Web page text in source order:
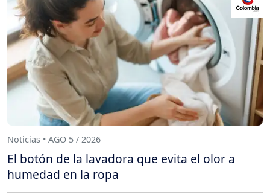
Noticias • AGO 5 / 2026
El botón de la lavadora que evita el olor a
humedad en la ropa